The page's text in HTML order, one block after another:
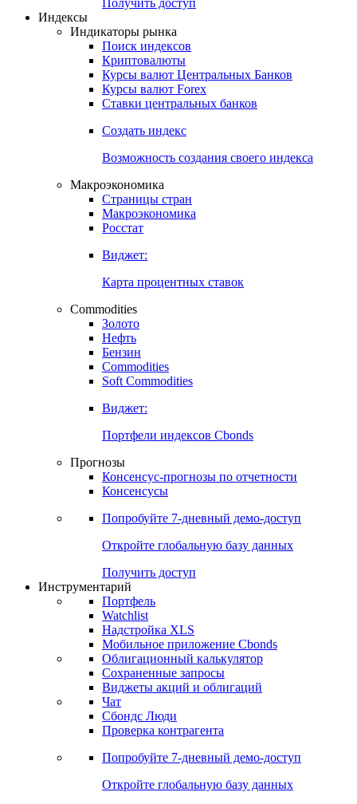
Получить доступ
Индексы
Индикаторы рынка
Поиск индексов
Криптовалюты
Курсы валют Центральных Банков
Курсы валют Forex
Ставки центральных банков
Создать индекс
Возможность создания своего индекса
Макроэкономика
Страницы стран
Макроэкономика
Росстат
Виджет:
Карта процентных ставок
Commodities
Золото
Нефть
Бензин
Commodities
Soft Commodities
Виджет:
Портфели индексов Cbonds
Прогнозы
Консенсус-прогнозы по отчетности
Консенсусы
Попробуйте 7-дневный демо-доступ
Откройте глобальную базу данных
Получить доступ
Инструментарий
Портфель
Watchlist
Надстройка XLS
Мобильное приложение Cbonds
Облигационный калькулятор
Сохраненные запросы
Виджеты акций и облигаций
Чат
Сбондс Люди
Проверка контрагента
Попробуйте 7-дневный демо-доступ
Откройте глобальную базу данных